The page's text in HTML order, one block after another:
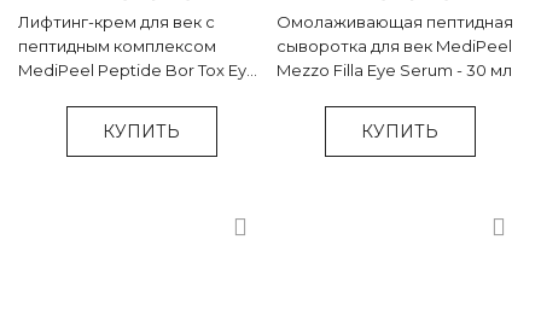
Лифтинг-крем для век с
пептидным комплексом
MediPeel Peptide Bor Tox Eye
КУПИТЬ
Омолаживающая пептидная
сыворотка для век MediPeel
Mezzo Filla Eye Serum - 30 мл
КУПИТЬ